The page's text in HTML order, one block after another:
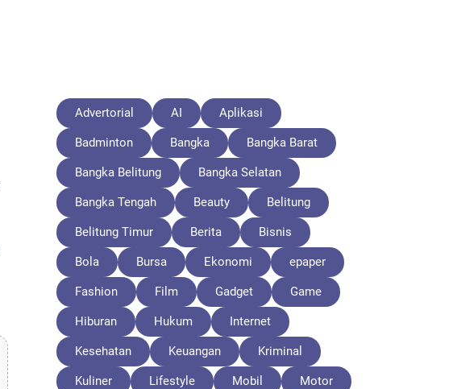
Advertorial AI Aplikasi
Badminton Bangka Bangka Barat
Bangka Belitung Bangka Selatan
Bangka Tengah Beauty Belitung
Belitung Timur Berita Bisnis
Bola Bursa Ekonomi epaper
Fashion Film Gadget Game
Hiburan Hukum Internet
Kesehatan Keuangan Kriminal
Kuliner Lifestyle Mobil Motor